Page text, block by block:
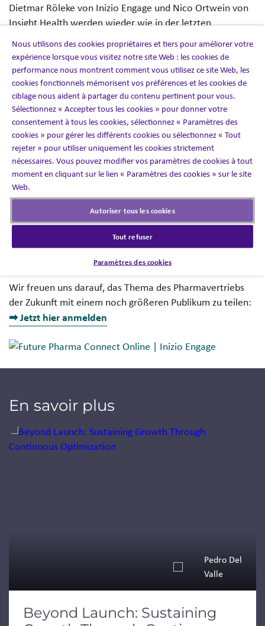
Dietmar Röleke von Inizio Engage und Nico Ortwein von
Insight Health werden wieder wie in der letzten
Veranstaltung wertvolle Einblicke in moderne
Vertriebsstrategien und die Rolle von Daten bei der
Planung , Überwachung und Optimierung von
Produkteinführungen gegeben. Die positiven
Rückmeldungen und der lebhafte Austausch unter den
Teilnehmern haben uns gezeigt, wie wichtig diese Themen
für die Branche sind.
? … dieses mal als Online-Veranstaltung für die DACH-
Region: Um sicherzustellen, dass diese Erkenntnisse nicht
auf eine regionale Veranstaltung beschränkt bleiben,
haben wir uns entschieden, eine Online-Version
anzubieten. Interessierte aus Deutschland, Österreich
und der Schweiz sind herzlich eingeladen, an der
Veranstaltung teilzunehmen und von den Erfahrungen
und Insights zu profitieren.
Wir freuen uns darauf, das Thema des Pharmavertriebs
der Zukunft mit einem noch größeren Publikum zu teilen:
➡ Jetzt hier anmelden
En savoir plus
Jump to a slide with the slide dots.
Pedro Del
Valle
Beyond Launch: Sustaining
Nous utilisons des cookies propriétaires et tiers pour améliorer votre
expérience lorsque vous visitez notre site Web : les cookies de
performance nous montrent comment vous utilisez ce site Web, les
cookies fonctionnels mémorisent vos préférences et les cookies de
ciblage nous aident à partager du contenu pertinent pour vous.
Sélectionnez « Accepter tous les cookies » pour donner votre
consentement à tous les cookies, sélectionnez « Paramètres des
cookies » pour gérer les différents cookies ou sélectionnez « Tout
rejeter » pour utiliser uniquement les cookies strictement
nécessaires. Vous pouvez modifier vos paramètres de cookies à tout
moment en cliquant sur le lien « Paramètres des cookies » sur le site
Web.
Autoriser tous les cookies
Tout refuser
Paramètres des cookies